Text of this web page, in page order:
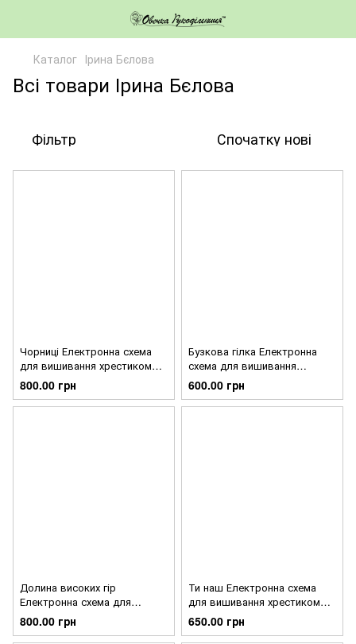
Каталог Ірина Бєлова
Всі товари Ірина Бєлова
Фільтр Спочатку нові
Чорниці Електронна схема
для вишивання хрестиком
Ірина Бєлова СХ-325
800.00 грн
Бузкова гілка Електронна
схема для вишивання
хрестиком Ірина Бєлова
СХ-324
600.00 грн
Долина високих гір
Електронна схема для
вишивання хрестиком Ірина
Бєлова СХ-323
800.00 грн
Ти наш Електронна схема
для вишивання хрестиком
Ірина Бєлова СХ-322
650.00 грн